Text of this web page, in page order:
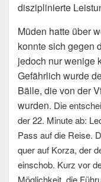
disziplinierte
Müden hatte über
konnte sich gegen
jedoch nur wenige
Gefährlich wurde
Bälle, die von der
wurden. Die
der 22. Minute ab:
Pass auf die Reise.
quer auf Korza, der
einschob. Kurz vor
Möglichkeit, die